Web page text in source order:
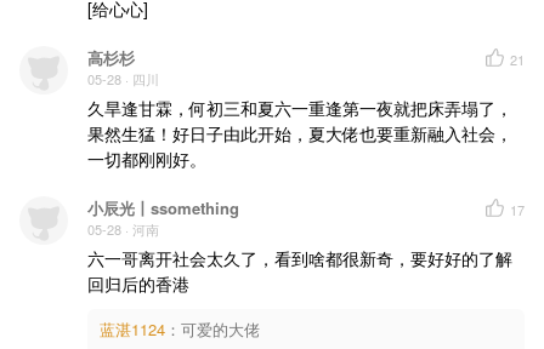
[给心心]
高杉杉
05-28 · 四川
21
久旱逢甘霖，何初三和夏六一重逢第一夜就把床弄塌了，
果然生猛！好日子由此开始，夏大佬也要重新融入社会，
一切都刚刚好。
小辰光丨ssomething
05-28 · 河南
17
六一哥离开社会太久了，看到啥都很新奇，要好好的了解
回归后的香港
蓝湛1124 ： 可爱的大佬